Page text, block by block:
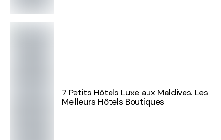
7 Petits Hôtels Luxe aux Maldives. Les
Meilleurs Hôtels Boutiques